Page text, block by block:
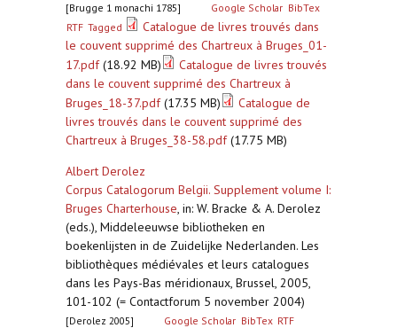
[Brugge 1 monachi 1785] Google Scholar BibTex
RTF Tagged
Catalogue de livres trouvés dans
le couvent supprimé des Chartreux à Bruges_01-
17.pdf(18.92 MB)
Catalogue de livres trouvés
dans le couvent supprimé des Chartreux à
Bruges_18-37.pdf(17.35 MB)
Catalogue de
livres trouvés dans le couvent supprimé des
Chartreux à Bruges_38-58.pdf(17.75 MB)
Albert Derolez
Corpus Catalogorum Belgii. Supplement volume I:
Bruges Charterhouse, in: W. Bracke & A. Derolez
(eds.), Middeleeuwse bibliotheken en
boekenlijsten in de Zuidelijke Nederlanden. Les
bibliothèques médiévales et leurs catalogues
dans les Pays-Bas méridionaux, Brussel, 2005,
101-102 (= Contactforum 5 november 2004)
[Derolez 2005] Google Scholar BibTex RTF